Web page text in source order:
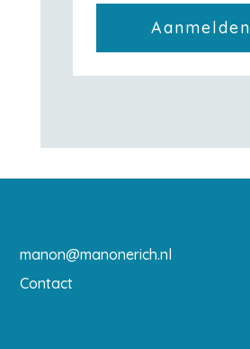
Aanmelden
manon@manonerich.nl
Contact